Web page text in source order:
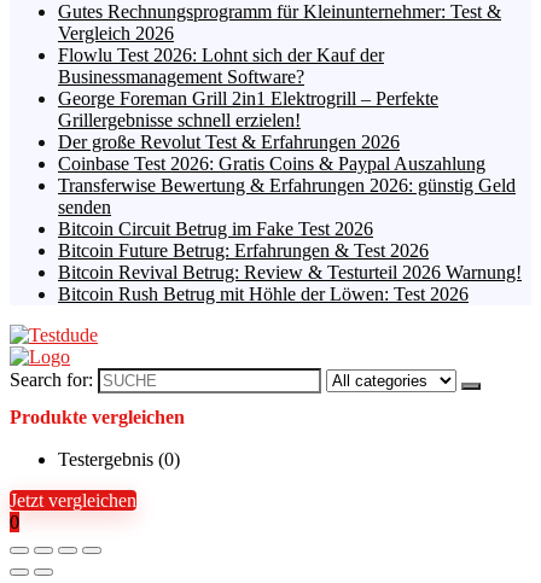
Gutes Rechnungsprogramm für Kleinunternehmer: Test &
Vergleich 2026
Flowlu Test 2026: Lohnt sich der Kauf der
Businessmanagement Software?
George Foreman Grill 2in1 Elektrogrill – Perfekte
Grillergebnisse schnell erzielen!
Der große Revolut Test & Erfahrungen 2026
Coinbase Test 2026: Gratis Coins & Paypal Auszahlung
Transferwise Bewertung & Erfahrungen 2026: günstig Geld
senden
Bitcoin Circuit Betrug im Fake Test 2026
Bitcoin Future Betrug: Erfahrungen & Test 2026
Bitcoin Revival Betrug: Review & Testurteil 2026 Warnung!
Bitcoin Rush Betrug mit Höhle der Löwen: Test 2026
Search for:
Produkte vergleichen
Testergebnis (0)
Jetzt vergleichen
0